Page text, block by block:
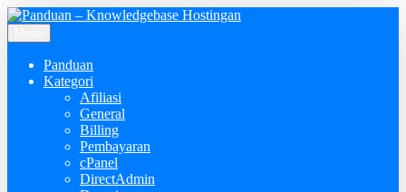
Panduan
Kategori
Afiliasi
General
Billing
Pembayaran
cPanel
DirectAdmin